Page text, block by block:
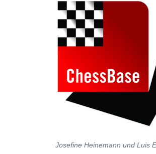
Josefine Heinemann und Luis